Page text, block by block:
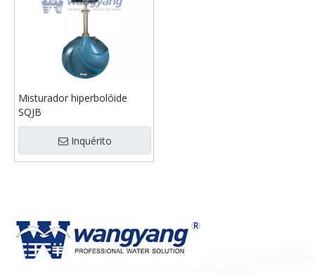
Misturador hiperbolóide
SQJB
Inquérito